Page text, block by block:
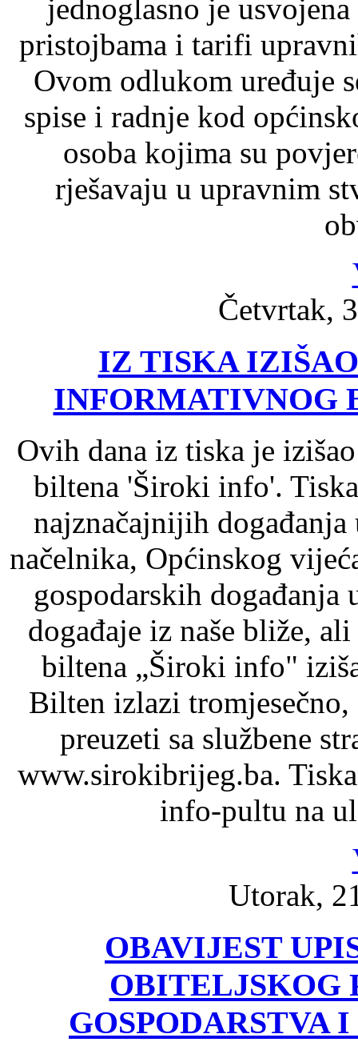
jednoglasno je
pristojbama i tarifi
Ovom odlukom uređuje
spise i radnje kod
osoba kojima su
rješavaju u upravnim
Četvrtak,
IZ TISKA
INFORMATIVNOG
Ovih dana iz tiska je
biltena 'Široki info'.
najznačajnijih
načelnika, Općinskog
gospodarskih događanja
događaje iz naše bliže,
biltena „Široki info"
Bilten izlazi
preuzeti sa službene
www.sirokibrijeg.ba.
info-pultu na
Utorak,
OBAVIJEST
OBITELJSKOG
GOSPODARSTVA